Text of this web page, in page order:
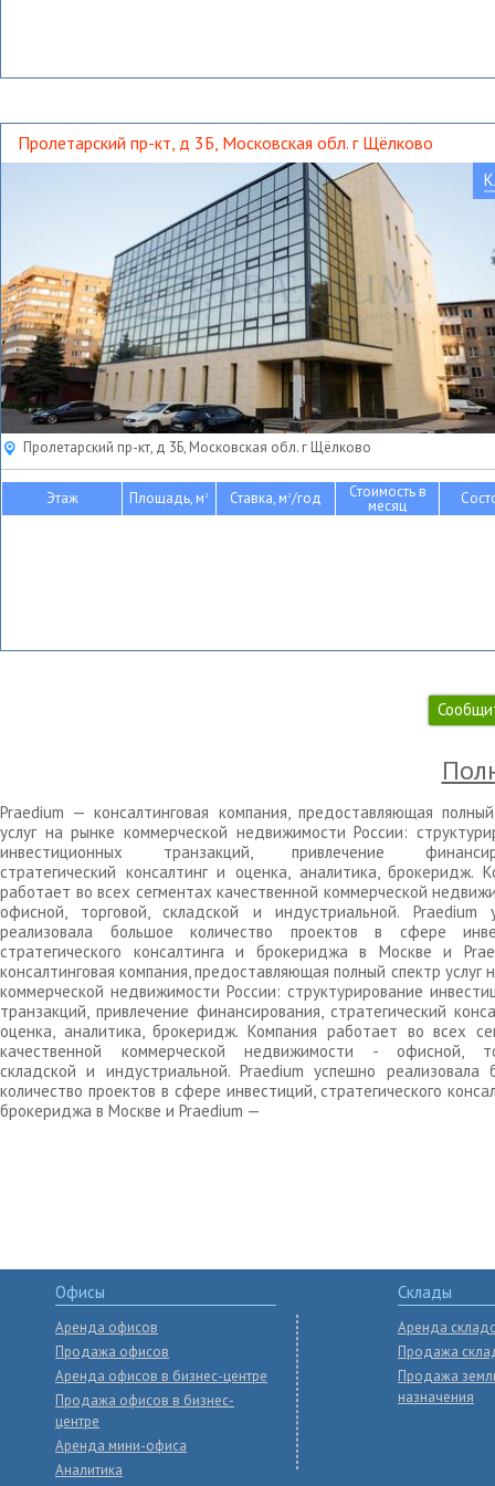
Пролетарский пр-кт, д 3Б, Московская обл. г Щёлково
Пролетарский пр-кт, д 3Б, Московская обл. г Щёлково
Этаж Площадь, м2 Ставка, м2/год Стоимость в
месяц
Praedium — консалтинговая компания, предоставляющая
услуг на рынке коммерческой недвижимости России:
инвестиционных транзакций, привлечение
стратегический консалтинг и оценка, аналитика, брокеридж.
работает во всех сегментах качественной коммерческой
офисной, торговой, складской и индустриальной. Praedium
реализовала большое количество проектов в сфере
стратегического консалтинга и брокериджа в Москве и
консалтинговая компания, предоставляющая полный спектр услуг
коммерческой недвижимости России: структурирование
транзакций, привлечение финансирования, стратегический
оценка, аналитика, брокеридж. Компания работает во всех
качественной коммерческой недвижимости - офисной,
складской и индустриальной. Praedium успешно реализовала
количество проектов в сфере инвестиций, стратегического
брокериджа в Москве и Praedium —
Офисы
Аренда офисов
Продажа офисов
Аренда офисов в бизнес-центре
Продажа офисов в бизнес-
центре
Аренда мини-офиса
Аналитика
Склады
Аренда
Продажа
Продажа
назначения